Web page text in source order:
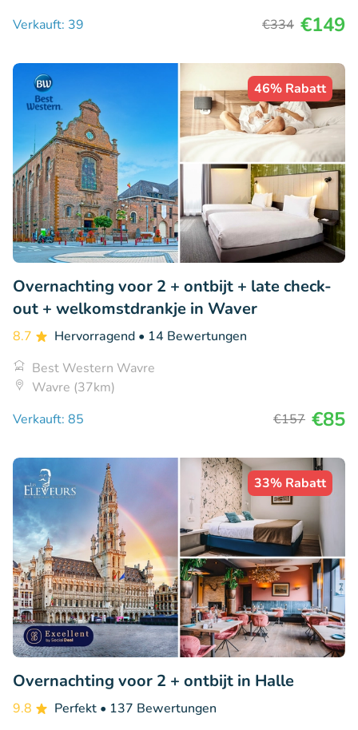
Verkauft: 39
€334 €149
46% Rabatt
Overnachting voor 2 + ontbijt + late check-
out + welkomstdrankje in Waver
8.7 Hervorragend • 14 Bewertungen
Best Western Wavre
Wavre (37km)
Verkauft: 85
€157 €85
33% Rabatt
Overnachting voor 2 + ontbijt in Halle
9.8 Perfekt • 137 Bewertungen